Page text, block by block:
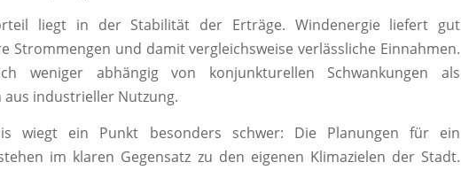
liegt in der Stabilität der Erträge. Windenergie liefert gut
Strommengen und damit vergleichsweise verlässliche Einnahmen.
weniger abhängig von konjunkturellen Schwankungen als
aus industrieller Nutzung.
wiegt ein Punkt besonders schwer: Die Planungen für ein
im klaren Gegensatz zu den eigenen Klimazielen der Stadt.